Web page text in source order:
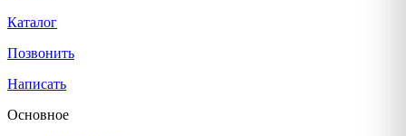
Каталог
Позвонить
Написать
Основное